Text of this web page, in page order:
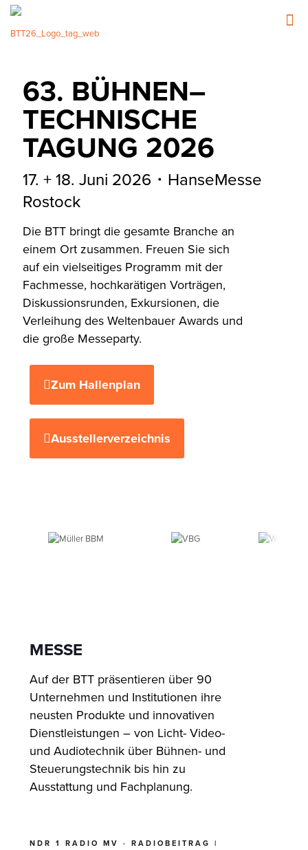
63. BÜHNEN–
TECHNISCHE
TAGUNG 2026
17. + 18. Juni 2026・HanseMesse
Rostock
Die BTT bringt die gesamte Branche an
einem Ort zusammen. Freuen Sie sich
auf ein vielseitiges Programm mit der
Fachmesse, hochkarätigen Vorträgen,
Diskussionsrunden, Exkursionen, die
Verleihung des Weltenbauer Awards und
die große Messeparty.
Zum Hallenplan
Ausstellerverzeichnis
MESSE
Auf der BTT präsentieren über 90
Unternehmen und Institutionen ihre
neusten Produkte und innovativen
Dienstleistungen – von Licht- Video-
und Audiotechnik über Bühnen- und
Steuerungstechnik bis hin zu
Ausstattung und Fachplanung.
NDR 1 RADIO MV · RADIOBEITRAG |